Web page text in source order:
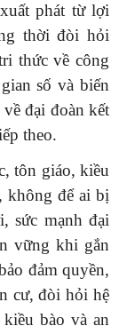
phát từ lợi
thời đòi hỏi
thức về công
số và biến
đại đoàn kết
theo.
tôn giáo, kiều
không để ai bị
sức mạnh đại
vững khi gắn
đảm quyền,
cư, đòi hỏi hệ
bào và an